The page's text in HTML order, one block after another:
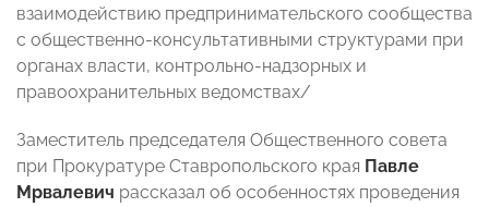
взаимодействию предпринимательского сообщества
с общественно-консультативными структурами при
органах власти, контрольно-надзорных и
правоохранительных ведомствах/
Заместитель председателя Общественного совета
при Прокуратуре Ставропольского края Павле
Мрвалевич рассказал об особенностях проведения